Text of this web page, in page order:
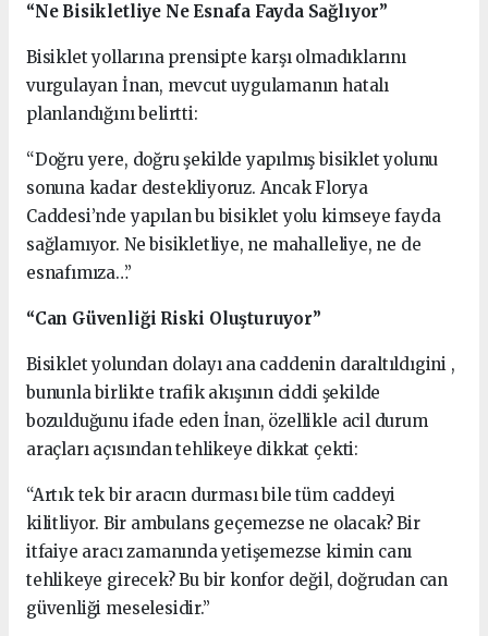
“Ne Bisikletliye Ne Esnafa Fayda Sağlıyor”
Bisiklet yollarına prensipte karşı olmadıklarını
vurgulayan İnan, mevcut uygulamanın hatalı
planlandığını belirtti:
“Doğru yere, doğru şekilde yapılmış bisiklet yolunu
sonuna kadar destekliyoruz. Ancak Florya
Caddesi’nde yapılan bu bisiklet yolu kimseye fayda
sağlamıyor. Ne bisikletliye, ne mahalleliye, ne de
esnafımıza…”
“Can Güvenliği Riski Oluşturuyor”
Bisiklet yolundan dolayı ana caddenin daraltıldıgini ,
bununla birlikte trafik akışının ciddi şekilde
bozulduğunu ifade eden İnan, özellikle acil durum
araçları açısından tehlikeye dikkat çekti:
“Artık tek bir aracın durması bile tüm caddeyi
kilitliyor. Bir ambulans geçemezse ne olacak? Bir
itfaiye aracı zamanında yetişemezse kimin canı
tehlikeye girecek? Bu bir konfor değil, doğrudan can
güvenliği meselesidir.”